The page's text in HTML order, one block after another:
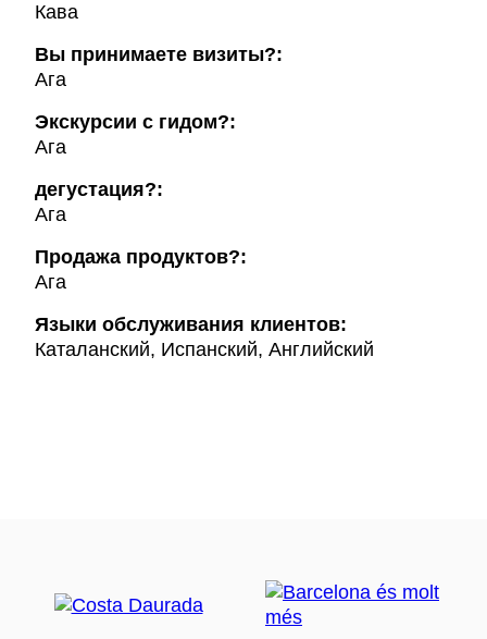
Кава
Вы принимаете визиты?:
Ага
Экскурсии с гидом?:
Ага
дегустация?:
Ага
Продажа продуктов?:
Ага
Языки обслуживания клиентов:
Каталанский, Испанский, Английский